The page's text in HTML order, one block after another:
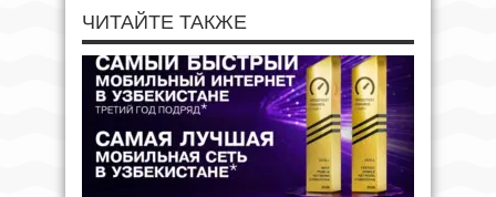
ЧИТАЙТЕ ТАКЖЕ